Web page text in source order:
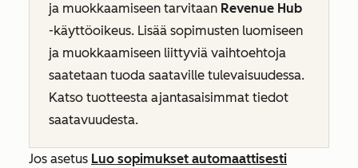
ja muokkaamiseen tarvitaan Revenue Hub
-käyttöoikeus. Lisää sopimusten luomiseen
ja muokkaamiseen liittyviä vaihtoehtoja
saatetaan tuoda saataville tulevaisuudessa.
Katso tuotteesta ajantasaisimmat tiedot
saatavuudesta.
Jos asetus Luo sopimukset automaattisesti